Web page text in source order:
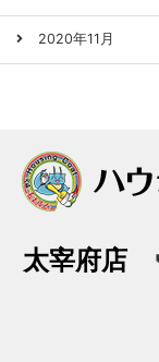
2020年11月
太宰府店
定休日
太宰府市